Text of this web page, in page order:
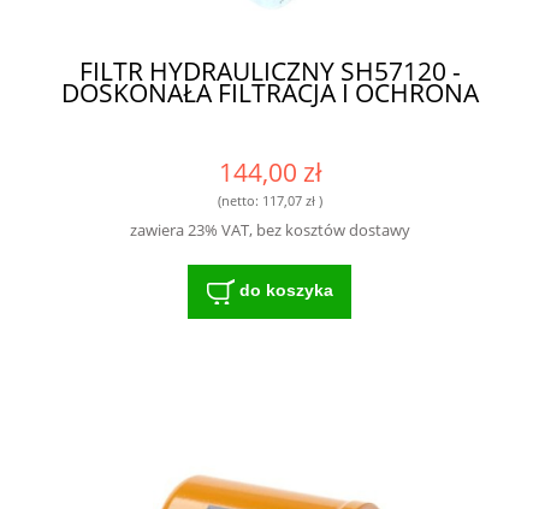
FILTR HYDRAULICZNY SH57120 -
DOSKONAŁA FILTRACJA I OCHRONA
144,00 zł
(netto: 117,07 zł)
zawiera 23% VAT, bez kosztów dostawy
do koszyka